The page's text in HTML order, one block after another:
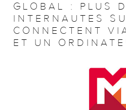
GLOBAL : PLUS
INTERNAUTES
CONNECTENT
ET UN